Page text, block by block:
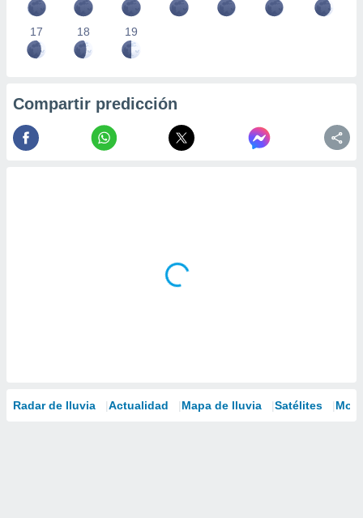
17 18 19
Compartir predicción
Radar de lluvia Actualidad Mapa de lluvia Satélites